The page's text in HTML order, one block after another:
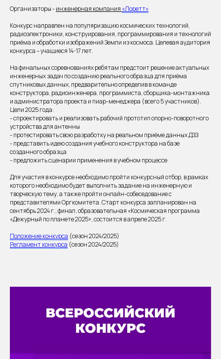
Организаторы -инженерная компания «Лоретт»
Конкурс направлен на популяризацию космических технологий,
радиоэлектроники, конструирования, программирования и технологий
приёма и обработки изображений Земли из космоса. Целевая аудитория
конкурса – учащиеся 14-17 лет.
На финальных соревнованиях ребятам предстоит решение актуальных
инженерных задач по созданию реального образца для приёма
спутниковых данных, предварительно определив в команде
конструктора, радиоинженера, программиста, сборщика-монтажника
и администратора проекта и пиар-менеджера (всего 5 участников).
Цели 2025 года:
- спроектировать и реализовать рабочий прототип опорно-поворотного
устройства для антенны
- ⁠протестировать свою разработку на реальном приёме данных ДЗЗ
- ⁠представить идею создания учебного конструктора на базе
созданного образца
- ⁠предложить сценарии применения в учебном процессе
Для участия в конкурсе необходимо пройти конкурсный отбор, в рамках
которого необходимо будет выполнить задание на инженерную и
творческую тему, а также пройти онлайн-собеседование с
представителями Оргкомитета. Старт конкурса запланирован на
сентябрь 2024 г., финал, образовательная «Космическая программа
«Дежурный по планете 2025», состоится в апреле 2025 г.
Положение конкурса (сезон 2024/2025)
Регламент конкурса (сезон 2024/2025)